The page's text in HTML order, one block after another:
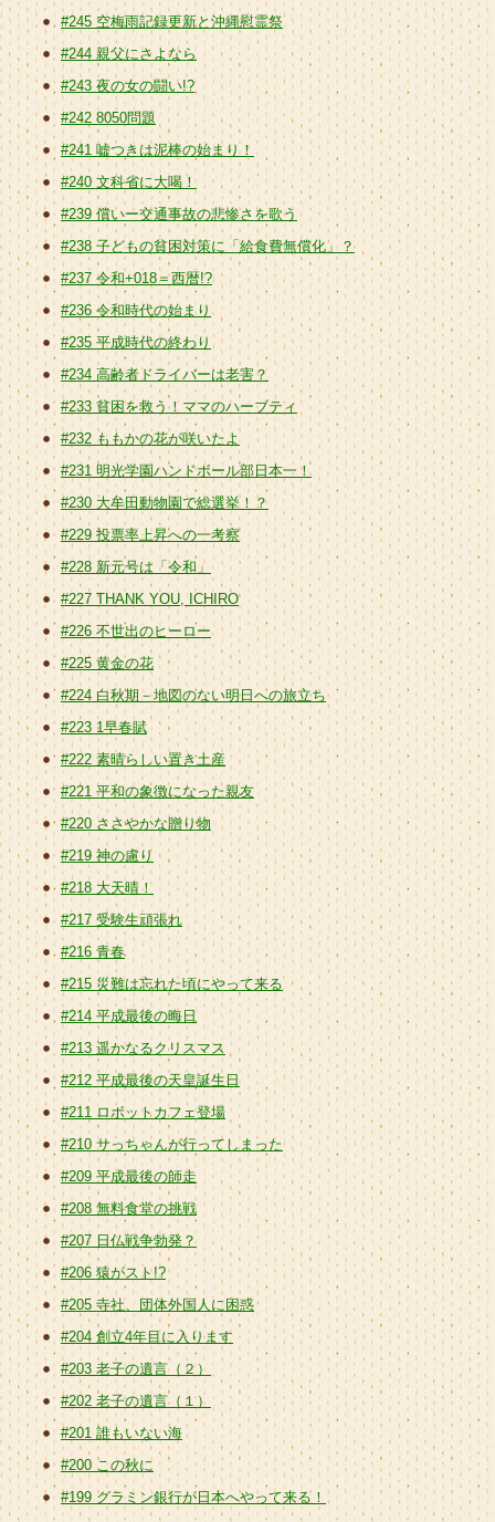
#245 空梅雨記録更新と沖縄慰霊祭
#244 親父にさよなら
#243 夜の女の闘い!?
#242 8050問題
#241 嘘つきは泥棒の始まり！
#240 文科省に大喝！
#239 償いー交通事故の悲惨さを歌う
#238 子どもの貧困対策に「給食費無償化」？
#237 令和+018＝西暦!?
#236 令和時代の始まり
#235 平成時代の終わり
#234 高齢者ドライバーは老害？
#233 貧困を救う！ママのハーブティ
#232 ももかの花が咲いたよ
#231 明光学園ハンドボール部日本一！
#230 大牟田動物園で総選挙！？
#229 投票率上昇への一考察
#228 新元号は「令和」
#227 THANK YOU, ICHIRO
#226 不世出のヒーロー
#225 黄金の花
#224 白秋期－地図のない明日への旅立ち
#223 1早春賦
#222 素晴らしい置き土産
#221 平和の象徴になった親友
#220 ささやかな贈り物
#219 神の慮り
#218 大天晴！
#217 受験生頑張れ
#216 青春
#215 災難は忘れた頃にやって来る
#214 平成最後の晦日
#213 遥かなるクリスマス
#212 平成最後の天皇誕生日
#211 ロボットカフェ登場
#210 サっちゃんが行ってしまった
#209 平成最後の師走
#208 無料食堂の挑戦
#207 日仏戦争勃発？
#206 猿がスト!?
#205 寺社、団体外国人に困惑
#204 創立4年目に入ります
#203 老子の遺言（２）
#202 老子の遺言（１）
#201 誰もいない海
#200 この秋に
#199 グラミン銀行が日本へやって来る！